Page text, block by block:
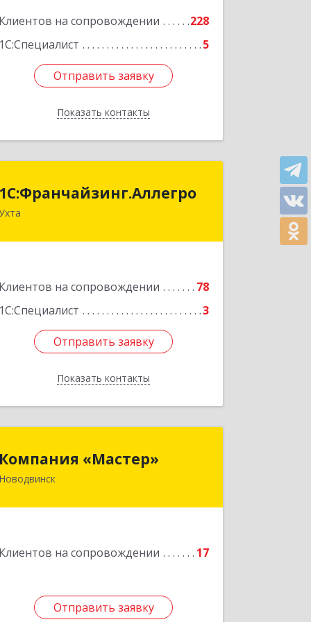
Клиентов на сопровождении
228
1С:Специалист
5
Отправить заявку
Показать контакты
Подробнее
Отправить заявку
Назад
1С:Франчайзинг.Аллегро
Клиентов на сопровождении
78
1С:Специалист
3
Отправить заявку
Показать контакты
1С:Франчайзинг.Аллегро
Коми Респ, Ухта г, Чернова ул,
Отправить заявку
Назад
Компания «Мастер»
Новодвинск
Клиентов на сопровождении 17
Отправить заявку
Подробнее
Отправить заявку